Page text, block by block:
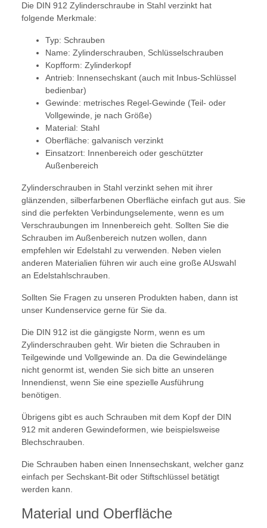
Die DIN 912 Zylinderschraube in Stahl verzinkt hat
folgende Merkmale:
Typ: Schrauben
Name: Zylinderschrauben, Schlüsselschrauben
Kopfform: Zylinderkopf
Antrieb: Innensechskant (auch mit Inbus-Schlüssel
bedienbar)
Gewinde: metrisches Regel-Gewinde (Teil- oder
Vollgewinde, je nach Größe)
Material: Stahl
Oberfläche: galvanisch verzinkt
Einsatzort: Innenbereich oder geschützter
Außenbereich
Zylinderschrauben in Stahl verzinkt sehen mit ihrer
glänzenden, silberfarbenen Oberfläche einfach gut aus. Sie
sind die perfekten Verbindungselemente, wenn es um
Verschraubungen im Innenbereich geht. Sollten Sie die
Schrauben im Außenbereich nutzen wollen, dann
empfehlen wir Edelstahl zu verwenden. Neben vielen
anderen Materialien führen wir auch eine große AUswahl
an Edelstahlschrauben.
Sollten Sie Fragen zu unseren Produkten haben, dann ist
unser Kundenservice gerne für Sie da.
Die DIN 912 ist die gängigste Norm, wenn es um
Zylinderschrauben geht. Wir bieten die Schrauben in
Teilgewinde und Vollgewinde an. Da die Gewindelänge
nicht genormt ist, wenden Sie sich bitte an unseren
Innendienst, wenn Sie eine spezielle Ausführung
benötigen.
Übrigens gibt es auch Schrauben mit dem Kopf der DIN
912 mit anderen Gewindeformen, wie beispielsweise
Blechschrauben.
Die Schrauben haben einen Innensechskant, welcher ganz
einfach per Sechskant-Bit oder Stiftschlüssel betätigt
werden kann.
Material und Oberfläche